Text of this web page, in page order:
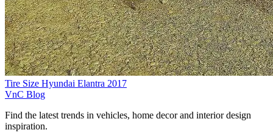
Tire Size Hyundai Elantra 2017
VnC Blog
Find the latest trends in vehicles, home decor and interior design
inspiration.